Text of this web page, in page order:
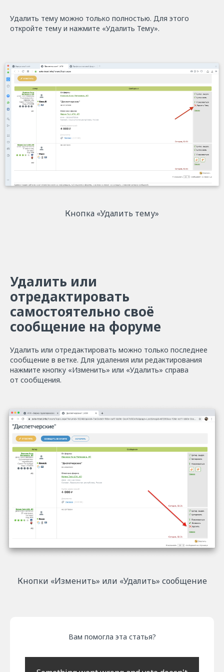
Удалить тему можно только полностью. Для этого
откройте тему и нажмите «Удалить Тему».
Кнопка «Удалить тему»
Удалить или
отредактировать
самостоятельно своё
сообщение на форуме
Удалить или отредактировать можно только последнее
сообщение в ветке. Для удаления или редактирования
нажмите кнопку «Изменить» или «Удалить» справа
от сообщения.
Кнопки «Изменить» или «Удалить» сообщение
Вам помогла эта статья?